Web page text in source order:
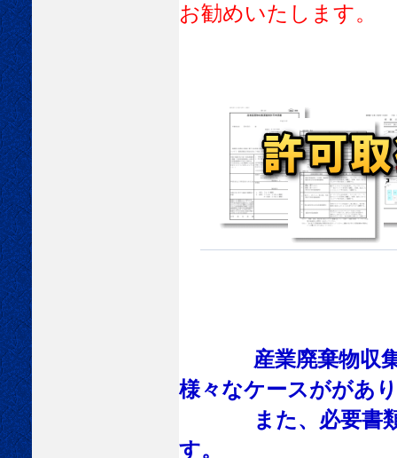
お勧めいたします。
産業廃棄物収
様々なケースががあ
また、必要書
す。